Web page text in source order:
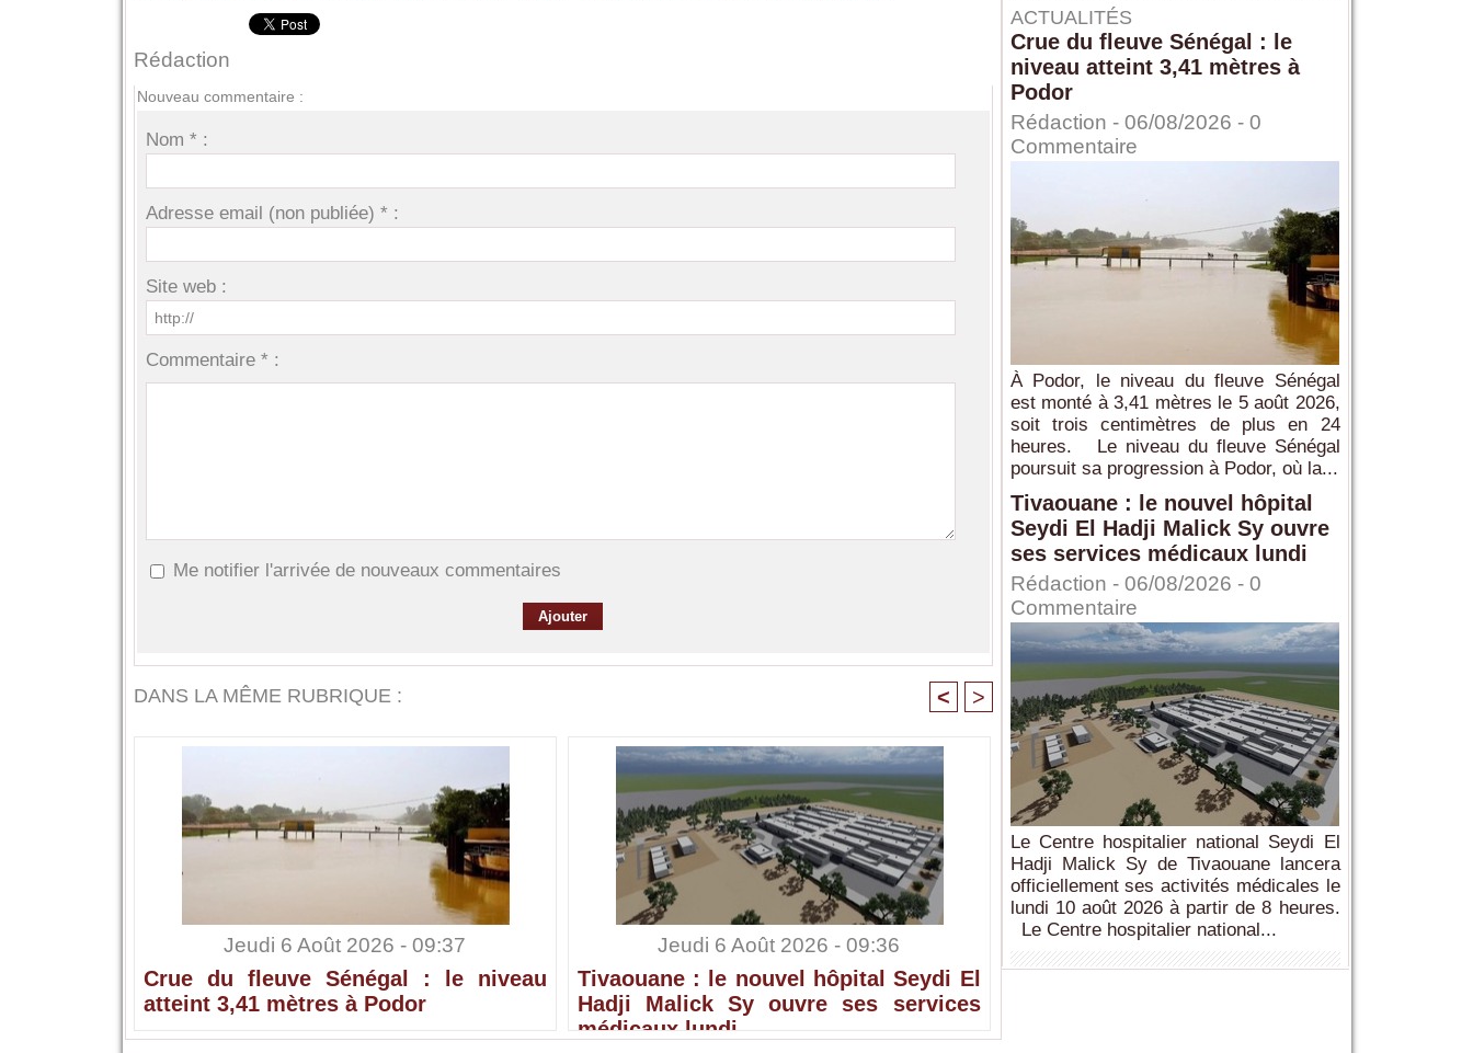
Rédaction
Nouveau commentaire :
Nom * :
Adresse email (non publiée) * :
Site web :
Commentaire * :
Me notifier l'arrivée de nouveaux commentaires
DANS LA MÊME RUBRIQUE : < >
Jeudi 6 Août 2026 - 09:37
Crue du fleuve Sénégal : le niveau
atteint 3,41 mètres à Podor
Jeudi 6 Août 2026 - 09:36
Tivaouane : le nouvel hôpital Seydi El
Hadji Malick Sy ouvre ses services
médicaux lundi
ACTUALITÉS
Crue du fleuve Sénégal : le
niveau atteint 3,41 mètres à
Podor
Rédaction - 06/08/2026 - 0
Commentaire
À Podor, le niveau du fleuve Sénégal
est monté à 3,41 mètres le 5 août 2026,
soit trois centimètres de plus en 24
heures. Le niveau du fleuve Sénégal
poursuit sa progression à Podor, où la...
Tivaouane : le nouvel hôpital
Seydi El Hadji Malick Sy ouvre
ses services médicaux lundi
Rédaction - 06/08/2026 - 0
Commentaire
Le Centre hospitalier national Seydi El
Hadji Malick Sy de Tivaouane lancera
officiellement ses activités médicales le
lundi 10 août 2026 à partir de 8 heures.
Le Centre hospitalier national...